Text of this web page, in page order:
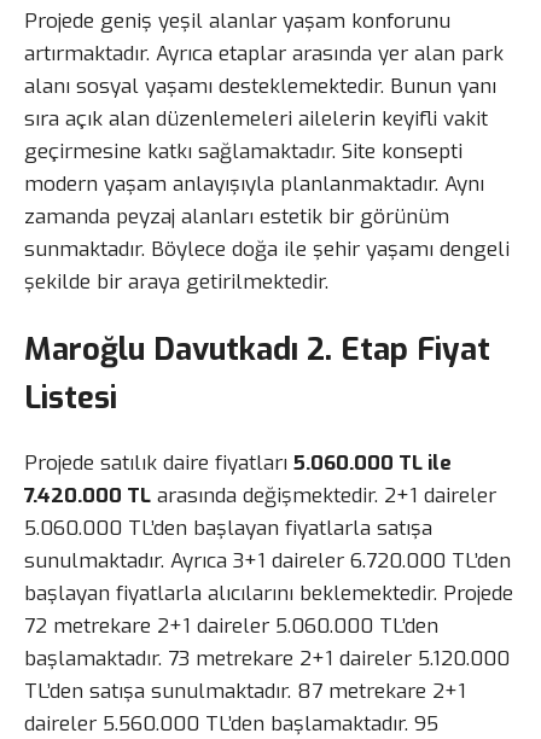
Projede geniş yeşil alanlar yaşam konforunu
artırmaktadır. Ayrıca etaplar arasında yer alan park
alanı sosyal yaşamı desteklemektedir. Bunun yanı
sıra açık alan düzenlemeleri ailelerin keyifli vakit
geçirmesine katkı sağlamaktadır. Site konsepti
modern yaşam anlayışıyla planlanmaktadır. Aynı
zamanda peyzaj alanları estetik bir görünüm
sunmaktadır. Böylece doğa ile şehir yaşamı dengeli
şekilde bir araya getirilmektedir.
Maroğlu Davutkadı 2. Etap Fiyat
Listesi
Projede satılık daire fiyatları 5.060.000 TL ile
7.420.000 TL arasında değişmektedir. 2+1 daireler
5.060.000 TL’den başlayan fiyatlarla satışa
sunulmaktadır. Ayrıca 3+1 daireler 6.720.000 TL’den
başlayan fiyatlarla alıcılarını beklemektedir. Projede
72 metrekare 2+1 daireler 5.060.000 TL’den
başlamaktadır. 73 metrekare 2+1 daireler 5.120.000
TL’den satışa sunulmaktadır. 87 metrekare 2+1
daireler 5.560.000 TL’den başlamaktadır. 95